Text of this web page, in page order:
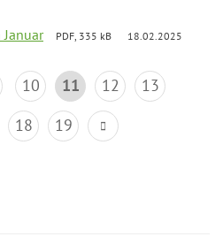
PDF, 335 kB 18.02.2025
10 11 12
13
18 19